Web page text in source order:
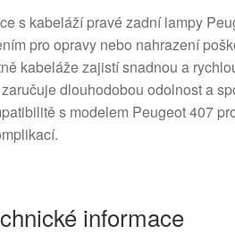
s kabeláží pravé zadní lampy
pro opravy nebo nahrazení
kabeláže zajistí snadnou a
dlouhodobou odolnost a
s modelem Peugeot 407
informace